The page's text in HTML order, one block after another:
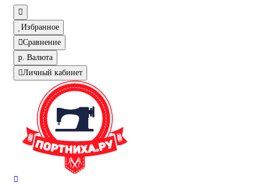
Избранное
Сравнение
р. Валюта
Личный кабинет